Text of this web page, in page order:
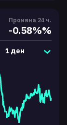
Промяна 24 ч.
-0.58%%
1 ден